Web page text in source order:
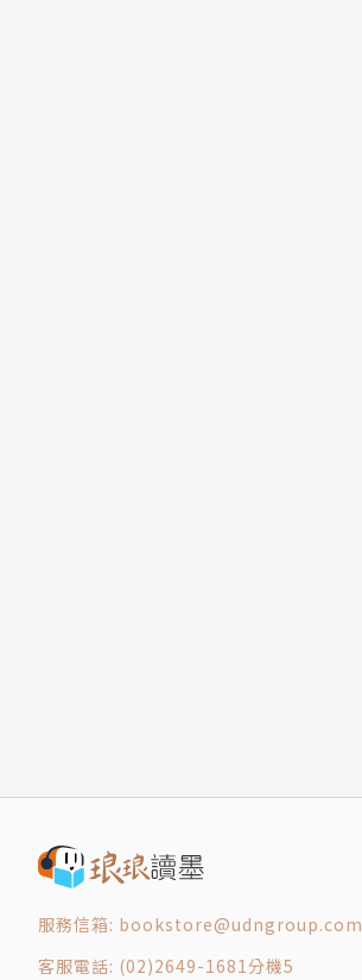
服務信箱: bookstore@udngroup.com
客服電話: (02)2649-1681分機5